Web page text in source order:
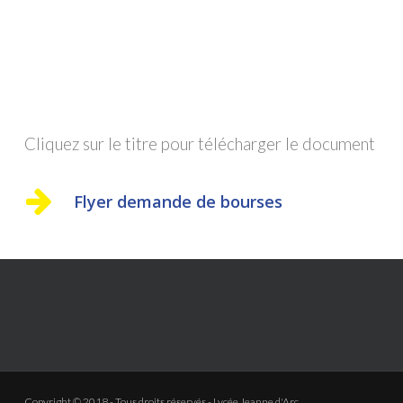
Cliquez sur le titre pour télécharger le document
Flyer demande de bourses